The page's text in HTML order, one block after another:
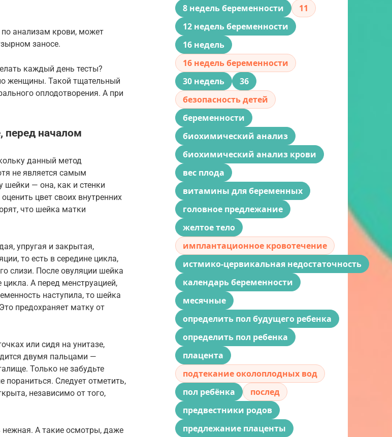
анализам крови, может
заносе.
каждый день тесты?
женщины. Такой тщательный
оплодотворения. А при
перед началом
данный метод
не является самым
шейки — она, как и стенки
цвет своих внутренних
что шейка матки
упругая и закрытая,
то есть в середине цикла,
слизи. После овуляции шейка
цикла. А перед менструацией,
наступила, то шейка
предохраняет матку от
или сидя на унитазе,
двумя пальцами —
Только не забудьте
пораниться. Следует отметить,
независимо от того,
нежная. А такие осмотры, даже
8 недель беременности
11
12 недель беременности
16 недель
16 недель беременности
30 недель
36
безопасность детей
беременности
биохимический анализ
биохимический анализ крови
вес плода
витамины для беременных
головное предлежание
желтое тело
имплантационное кровотечение
истмико-цервикальная недостаточность
календарь беременности
месячные
определить пол будущего ребенка
определить пол ребенка
плацента
подтекание околоплодных вод
пол ребёнка
послед
предвестники родов
предлежание плаценты